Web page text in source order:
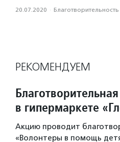
20.07.2020 ·
РЕКОМЕНДУЕМ
в гипермаркете
Акцию проводит
«Волонтеры в помощь